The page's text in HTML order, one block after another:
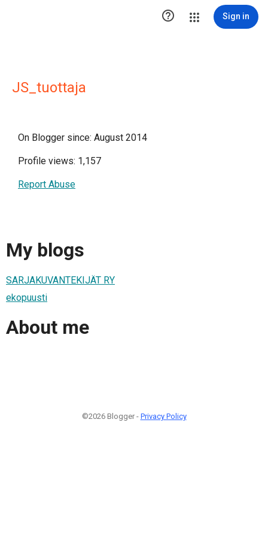
 Sign in
JS_tuottaja
On Blogger since: August 2014
Profile views: 1,157
Report Abuse
My blogs
SARJAKUVANTEKIJÄT RY
ekopuusti
About me
©2026 Blogger - Privacy Policy